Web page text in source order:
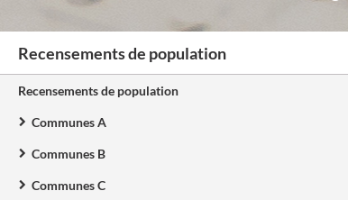
Recensements de population
Recensements de population
Communes A
Communes B
Communes C